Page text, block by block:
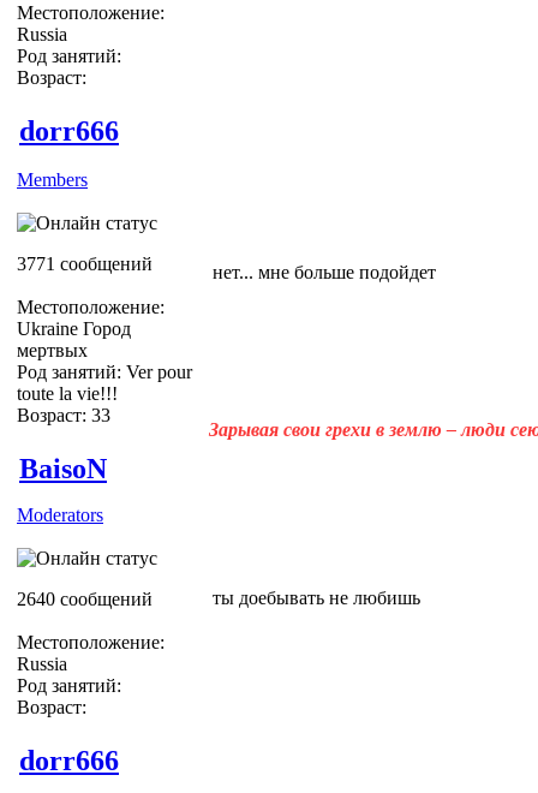
Местоположение:
Russia
Род занятий:
Возраст:
dorr666
Members
3771 сообщений
Местоположение:
Ukraine Город
мертвых
Род занятий: Ver pour
toute la vie!!!
Возраст: 33
нет... мне больше подойдет
Зарывая свои грехи в землю – люди
BaisoN
Moderators
2640 сообщений
Местоположение:
Russia
Род занятий:
Возраст:
ты доебывать не любишь
dorr666